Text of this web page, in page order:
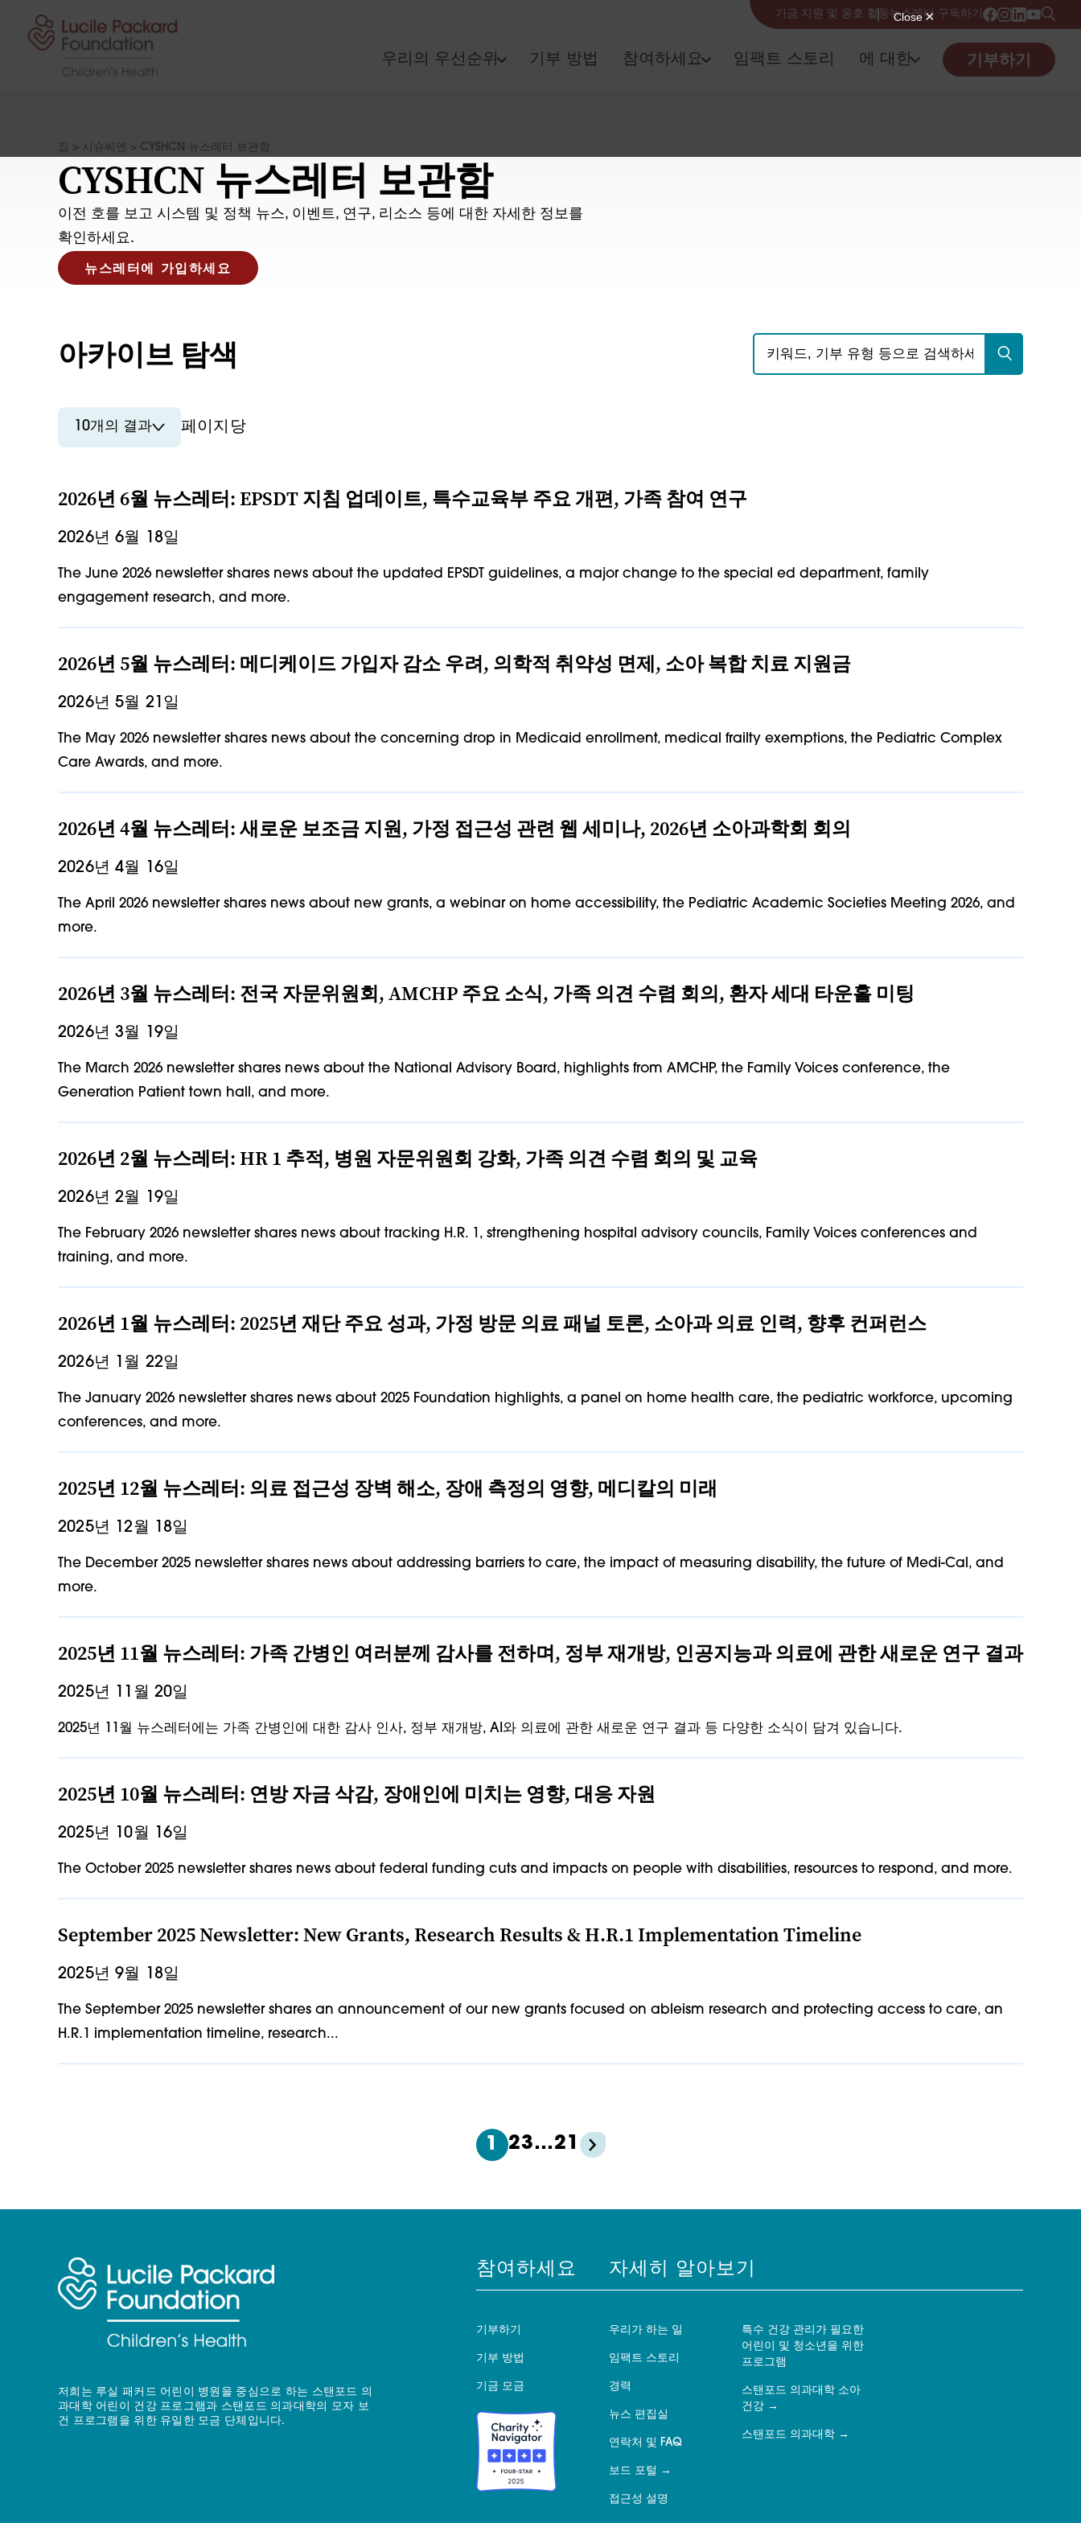
콘텐츠로 건너뛰기 기금 지원 및 옹호 활동뉴스레터 구독하기
우리의 우선순위 기부 방법 참여하세요 임팩트 스토리 에 대한 기부하기
집 > 시슈씨엔 > CYSHCN 뉴스레터 보관함
CYSHCN 뉴스레터 보관함
이전 호를 보고 시스템 및 정책 뉴스, 이벤트, 연구, 리소스 등에 대한 자세한 정보를
확인하세요.
뉴스레터에 가입하세요
아카이브 탐색 검색:
10개의 결과 페이지당
2026년 6월 뉴스레터: EPSDT 지침 업데이트, 특수교육부 주요 개편, 가족 참여 연구
2026년 6월 18일
The June 2026 newsletter shares news about the updated EPSDT guidelines, a major change to the special ed department, family
engagement research, and more.
2026년 5월 뉴스레터: 메디케이드 가입자 감소 우려, 의학적 취약성 면제, 소아 복합 치료 지원금
2026년 5월 21일
The May 2026 newsletter shares news about the concerning drop in Medicaid enrollment, medical frailty exemptions, the Pediatric Complex
Care Awards, and more.
2026년 4월 뉴스레터: 새로운 보조금 지원, 가정 접근성 관련 웹 세미나, 2026년 소아과학회 회의
2026년 4월 16일
The April 2026 newsletter shares news about new grants, a webinar on home accessibility, the Pediatric Academic Societies Meeting 2026, and
more.
2026년 3월 뉴스레터: 전국 자문위원회, AMCHP 주요 소식, 가족 의견 수렴 회의, 환자 세대 타운홀 미팅
2026년 3월 19일
The March 2026 newsletter shares news about the National Advisory Board, highlights from AMCHP, the Family Voices conference, the
Generation Patient town hall, and more.
2026년 2월 뉴스레터: HR 1 추적, 병원 자문위원회 강화, 가족 의견 수렴 회의 및 교육
2026년 2월 19일
The February 2026 newsletter shares news about tracking H.R. 1, strengthening hospital advisory councils, Family Voices conferences and
training, and more.
2026년 1월 뉴스레터: 2025년 재단 주요 성과, 가정 방문 의료 패널 토론, 소아과 의료 인력, 향후 컨퍼런스
2026년 1월 22일
The January 2026 newsletter shares news about 2025 Foundation highlights, a panel on home health care, the pediatric workforce, upcoming
conferences, and more.
2025년 12월 뉴스레터: 의료 접근성 장벽 해소, 장애 측정의 영향, 메디칼의 미래
2025년 12월 18일
The December 2025 newsletter shares news about addressing barriers to care, the impact of measuring disability, the future of Medi-Cal, and
more.
2025년 11월 뉴스레터: 가족 간병인 여러분께 감사를 전하며, 정부 재개방, 인공지능과 의료에 관한 새로운 연구 결과
2025년 11월 20일
2025년 11월 뉴스레터에는 가족 간병인에 대한 감사 인사, 정부 재개방, AI와 의료에 관한 새로운 연구 결과 등 다양한 소식이 담겨 있습니다.
2025년 10월 뉴스레터: 연방 자금 삭감, 장애인에 미치는 영향, 대응 자원
2025년 10월 16일
The October 2025 newsletter shares news about federal funding cuts and impacts on people with disabilities, resources to respond, and more.
September 2025 Newsletter: New Grants, Research Results & H.R.1 Implementation Timeline
2025년 9월 18일
The September 2025 newsletter shares an announcement of our new grants focused on ableism research and protecting access to care, an
H.R.1 implementation timeline, research...
1 23…21
저희는 루실 패커드 어린이 병원을 중심으로 하는 스탠포드 의
과대학 어린이 건강 프로그램과 스탠포드 의과대학의 모자 보
건 프로그램을 위한 유일한 모금 단체입니다.
참여하세요
기부하기
기부 방법
기금 모금
자세히 알아보기
우리가 하는 일
임팩트 스토리
경력
뉴스 편집실
연락처 및 FAQ
보드 포털
접근성 설명
특수 건강 관리가 필요한
어린이 및 청소년을 위한
프로그램
스탠포드 의과대학 소아
건강
스탠포드 의과대학